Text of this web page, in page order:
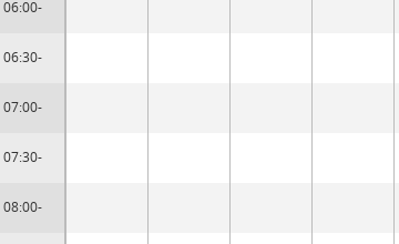
06:00-
06:30-
07:00-
07:30-
08:00-